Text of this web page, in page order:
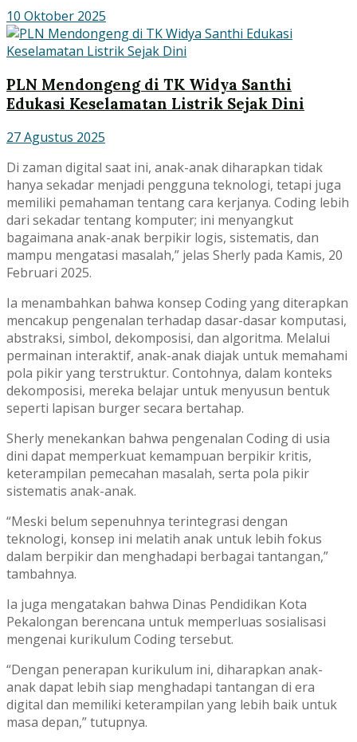
10 Oktober 2025
PLN Mendongeng di TK Widya Santhi
Edukasi Keselamatan Listrik Sejak Dini
27 Agustus 2025
Di zaman digital saat ini, anak-anak diharapkan tidak
hanya sekadar menjadi pengguna teknologi, tetapi juga
memiliki pemahaman tentang cara kerjanya. Coding lebih
dari sekadar tentang komputer; ini menyangkut
bagaimana anak-anak berpikir logis, sistematis, dan
mampu mengatasi masalah,” jelas Sherly pada Kamis, 20
Februari 2025.
Ia menambahkan bahwa konsep Coding yang diterapkan
mencakup pengenalan terhadap dasar-dasar komputasi,
abstraksi, simbol, dekomposisi, dan algoritma. Melalui
permainan interaktif, anak-anak diajak untuk memahami
pola pikir yang terstruktur. Contohnya, dalam konteks
dekomposisi, mereka belajar untuk menyusun bentuk
seperti lapisan burger secara bertahap.
Sherly menekankan bahwa pengenalan Coding di usia
dini dapat memperkuat kemampuan berpikir kritis,
keterampilan pemecahan masalah, serta pola pikir
sistematis anak-anak.
“Meski belum sepenuhnya terintegrasi dengan
teknologi, konsep ini melatih anak untuk lebih fokus
dalam berpikir dan menghadapi berbagai tantangan,”
tambahnya.
Ia juga mengatakan bahwa Dinas Pendidikan Kota
Pekalongan berencana untuk memperluas sosialisasi
mengenai kurikulum Coding tersebut.
“Dengan penerapan kurikulum ini, diharapkan anak-
anak dapat lebih siap menghadapi tantangan di era
digital dan memiliki keterampilan yang lebih baik untuk
masa depan,” tutupnya.